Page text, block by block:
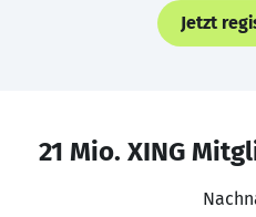
Jetzt
21 Mio. XING